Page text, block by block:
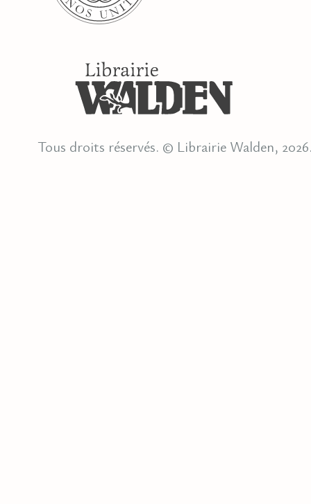
Tous droits réservés. © Librairie Walden,